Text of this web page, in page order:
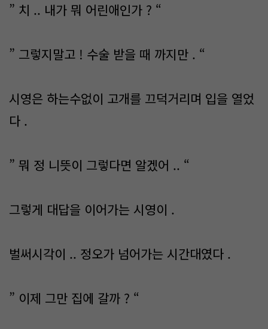
” 치 .. 내가 뭐 어린애인가 ? “
” 그렇지말고 ! 수술 받을 때 까지만 . “
시영은 하는수없이 고개를 끄덕거리며 입을 열었
다 .
” 뭐 정 니뜻이 그렇다면 알겠어 .. “
그렇게 대답을 이어가는 시영이 .
벌써시각이 .. 정오가 넘어가는 시간대였다 .
” 이제 그만 집에 갈까 ? “